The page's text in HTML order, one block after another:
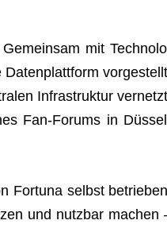
mit
Infra­struk­tur
Fan-Forums in
For­tuna selbst
und nutz­bar machen